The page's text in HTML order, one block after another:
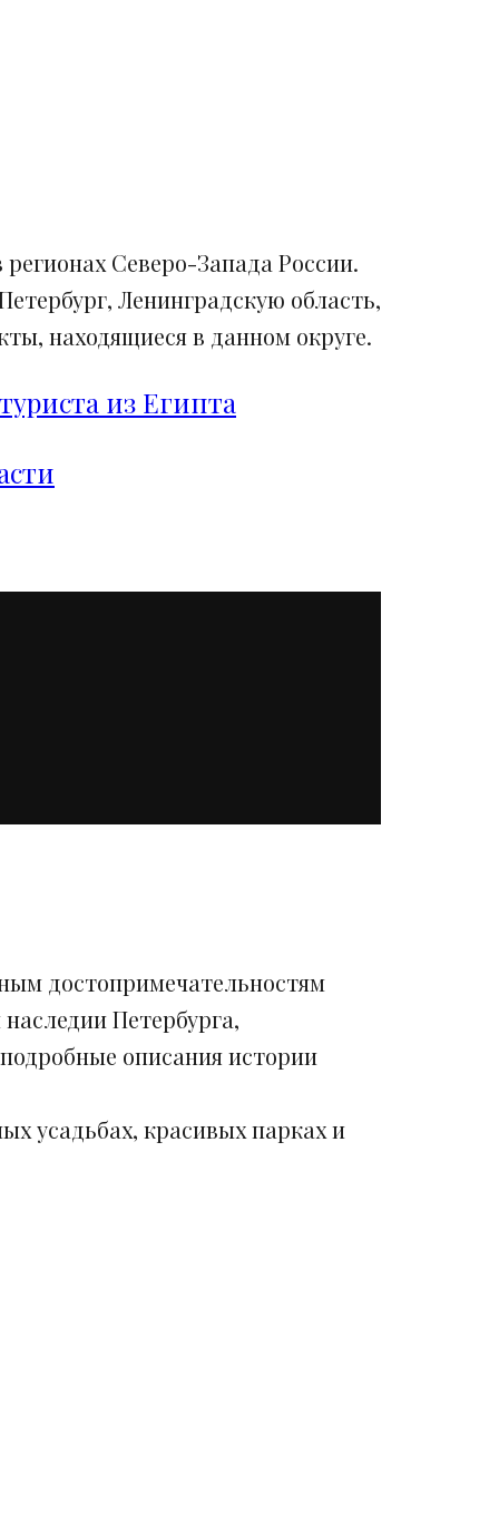
Северо-Запада России.
Ленинградскую область,
находящиеся в данном округе.
из Египта
достопримечательностям
Петербурга,
описания истории
усадьбах, красивых парках и